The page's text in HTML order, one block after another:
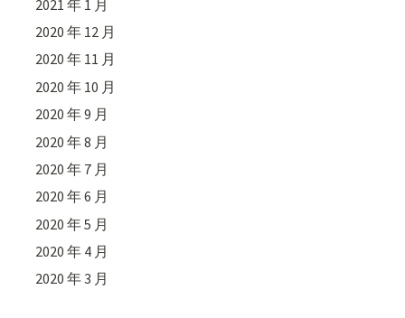
2021 年 1 月
2020 年 12 月
2020 年 11 月
2020 年 10 月
2020 年 9 月
2020 年 8 月
2020 年 7 月
2020 年 6 月
2020 年 5 月
2020 年 4 月
2020 年 3 月